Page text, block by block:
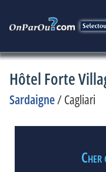
Hôtel Forte
Sardaigne/Cagliari